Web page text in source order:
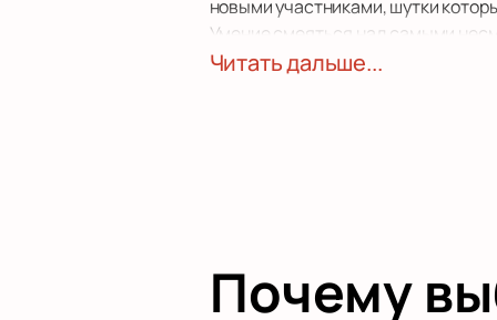
новыми участниками, шутки
Умение смеяться над самыми
особенностей этого
Читать дальше...
Почему